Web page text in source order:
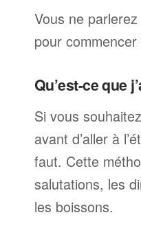
Vous ne
pour
Qu’est-ce que
Si vous
avant d’aller à
faut. Cette
salutations, les
les boissons.